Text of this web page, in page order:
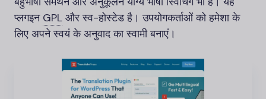
प्लगइन GPL और स्व-होस्टेड है। उपयोगकर्ताओं को हमेशा के
लिए अपने स्वयं के अनुवाद का स्वामी बनाएं।